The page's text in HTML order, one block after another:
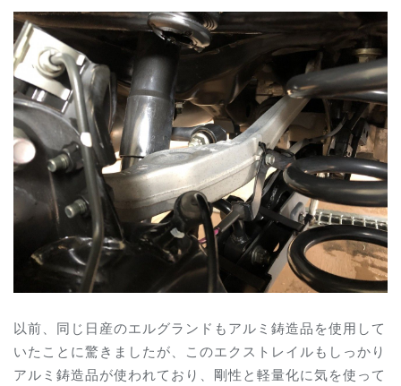
以前、同じ日産のエルグランドもアルミ鋳造品を使用して
いたことに驚きましたが、このエクストレイルもしっかり
アルミ鋳造品が使われており、剛性と軽量化に気を使って